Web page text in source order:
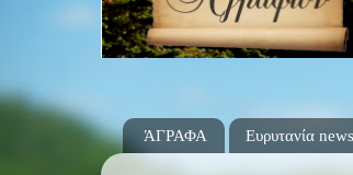
ΆΓΡΑΦΑ Ευρυτανία news